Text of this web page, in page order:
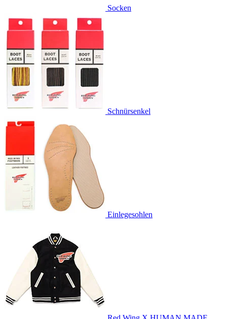
Socken
Schnürsenkel
Einlegesohlen